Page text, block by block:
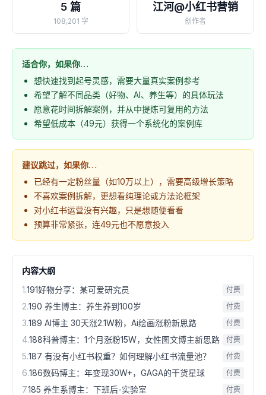
5 篇
108,201 字
江河@小红书营销
创作者
适合你，如果你…
想快速找到起号灵感，需要大量真实案例参考
希望了解不同品类（好物、AI、养生等）的具体玩法
愿意花时间拆解案例，并从中提炼可复用的方法
希望低成本（49元）获得一个系统化的案例库
建议跳过，如果你…
已经有一定粉丝量（如10万以上），需要高级增长策略
不喜欢案例拆解，更想看纯理论或方法论框架
对小红书运营没有兴趣，只是想随便看看
预算非常紧张，连49元也不愿意投入
内容大纲
1.191好物分享：某可爱研究员 付费
2.190 养生博主：养生养到100岁 付费
3.189 AI博主 30天涨2.1W粉，Ai绘画涨粉新思路 付费
4.188科普博主：1个月涨粉15W，女性图文博主新思路 付费
5.187 有没有小红书权重？如何理解小红书流量池？ 付费
6.186数码博主：年变现30W+，GAGA的干货星球 付费
7.185 养生系博主：下班后-实验室 付费